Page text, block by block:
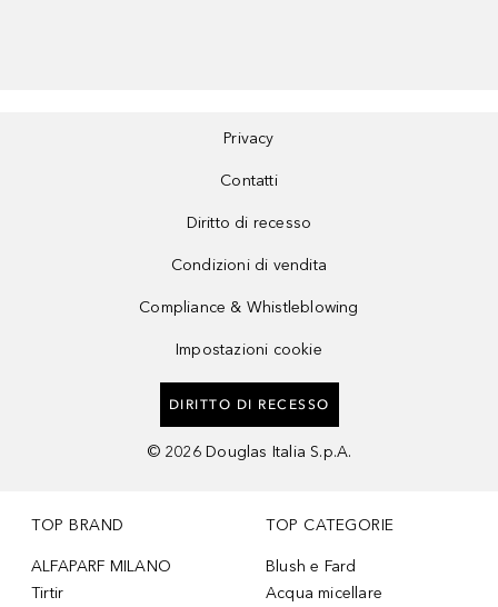
Privacy
Contatti
Diritto di recesso
Condizioni di vendita
Compliance & Whistleblowing
Impostazioni cookie
DIRITTO DI RECESSO
© 2026 Douglas Italia S.p.A.
TOP BRAND
ALFAPARF MILANO
Tirtir
TOP CATEGORIE
Blush e Fard
Acqua micellare